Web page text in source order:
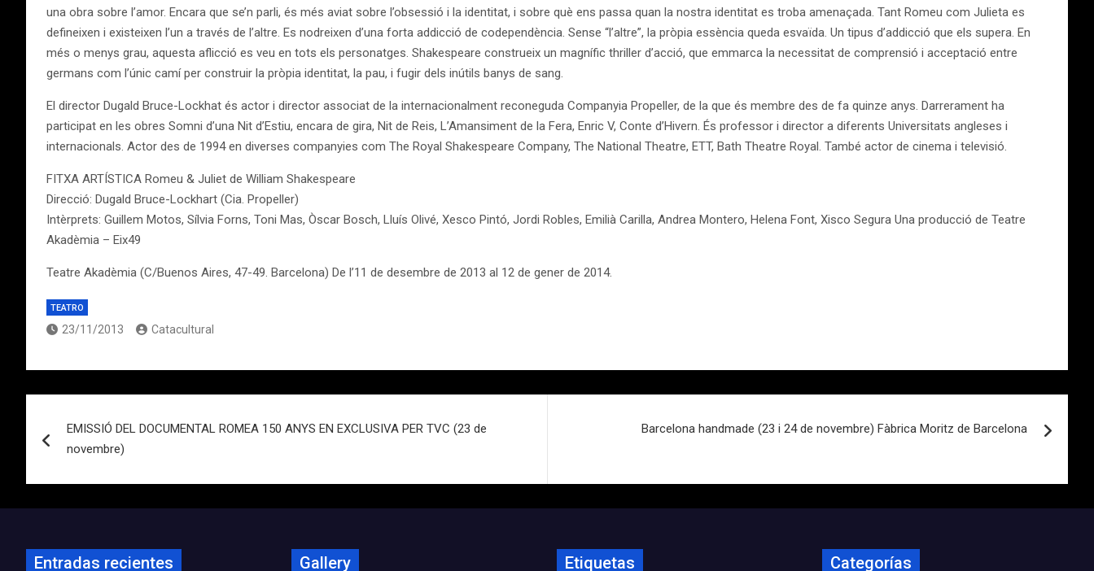
una obra sobre l’amor. Encara que se’n parli, és més aviat sobre l’obsessió i la identitat, i sobre què ens passa quan la nostra identitat es troba amenaçada. Tant Romeu com Julieta es
defineixen i existeixen l’un a través de l’altre. Es nodreixen d’una forta addicció de codependència. Sense “l’altre”, la pròpia essència queda esvaïda. Un tipus d’addicció que els supera. En
més o menys grau, aquesta aflicció es veu en tots els personatges. Shakespeare construeix un magnífic thriller d’acció, que emmarca la necessitat de comprensió i acceptació entre
germans com l’únic camí per construir la pròpia identitat, la pau, i fugir dels inútils banys de sang.
El director Dugald Bruce-Lockhat és actor i director associat de la internacionalment reconeguda Companyia Propeller, de la que és membre des de fa quinze anys. Darrerament ha
participat en les obres Somni d’una Nit d’Estiu, encara de gira, Nit de Reis, L’Amansiment de la Fera, Enric V, Conte d’Hivern. És professor i director a diferents Universitats angleses i
internacionals. Actor des de 1994 en diverses companyies com The Royal Shakespeare Company, The National Theatre, ETT, Bath Theatre Royal. També actor de cinema i televisió.
FITXA ARTÍSTICA Romeu & Juliet de William Shakespeare
Direcció: Dugald Bruce-Lockhart (Cia. Propeller)
Intèrprets: Guillem Motos, Sílvia Forns, Toni Mas, Òscar Bosch, Lluís Olivé, Xesco Pintó, Jordi Robles, Emilià Carilla, Andrea Montero, Helena Font, Xisco Segura Una producció de Teatre
Akadèmia – Eix49
Teatre Akadèmia (C/Buenos Aires, 47-49. Barcelona) De l’11 de desembre de 2013 al 12 de gener de 2014.
TEATRO
23/11/2013 Catacultural
de
entradas
EMISSIÓ DEL DOCUMENTAL ROMEA 150 ANYS EN EXCLUSIVA PER TVC (23 de
novembre)
Barcelona handmade (23 i 24 de novembre) Fàbrica Moritz de Barcelona
Entradas recientes Gallery Etiquetas Categorías